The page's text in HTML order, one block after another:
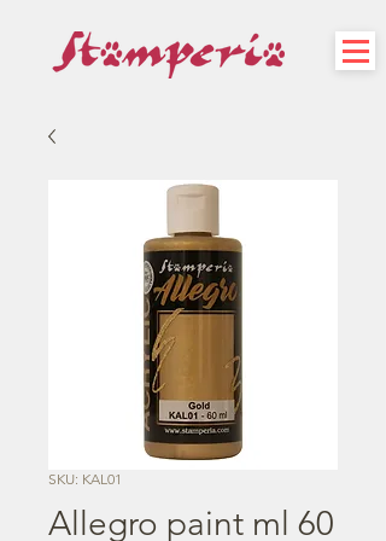
SKU: KAL01
Allegro paint ml 60